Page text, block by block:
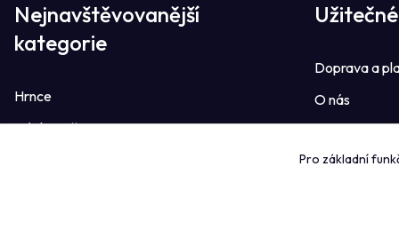
Nejnavštěvovanější
kategorie
Hrnce
Dávkovače
Doprava a
O nás
Ověřeno
Pro základní